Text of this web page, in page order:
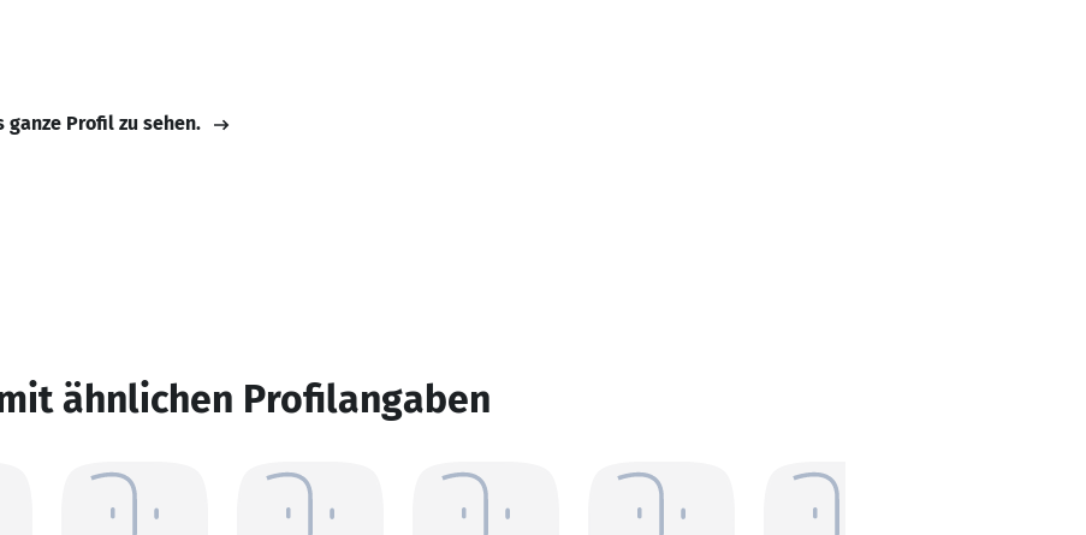
ganze Profil zu sehen.
ähnlichen Profilangaben